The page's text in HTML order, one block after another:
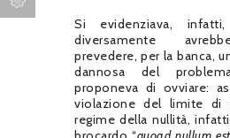
Si evidenziava,
diversamente
prevedere, per la banca,
dannosa del
proponeva di ovviare:
violazione del limite di
regime della nullità,